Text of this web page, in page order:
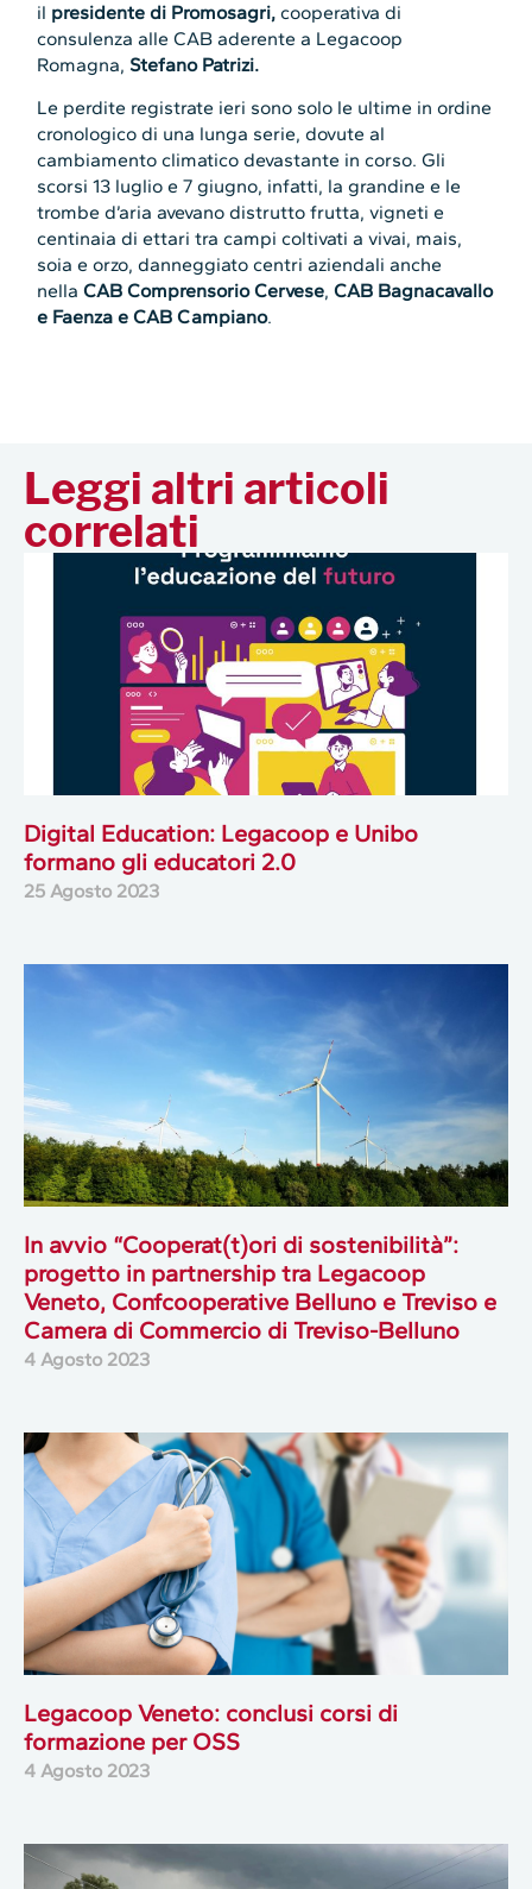
il presidente di Promosagri,cooperativa di
consulenza alle CAB aderente a Legacoop
Romagna, Stefano Patrizi.
Le perdite registrate ieri sono solo le ultime in ordine
cronologico di una lunga serie, dovute al
cambiamento climatico devastante in corso. Gli
scorsi 13 luglio e 7 giugno, infatti, la grandine e le
trombe d’aria avevano distrutto frutta, vigneti e
centinaia di ettari tra campi coltivati a vivai, mais,
soia e orzo, danneggiato centri aziendali anche
nellaCAB Comprensorio Cervese,CAB Bagnacavallo
e Faenza e CAB Campiano.
Leggi altri articoli
correlati
Digital Education: Legacoop e Unibo
formano gli educatori 2.0
25 Agosto 2023
In avvio “Cooperat(t)ori di sostenibilità”:
progetto in partnership tra Legacoop
Veneto, Confcooperative Belluno e Treviso e
Camera di Commercio di Treviso-Belluno
4 Agosto 2023
Legacoop Veneto: conclusi corsi di
formazione per OSS
4 Agosto 2023